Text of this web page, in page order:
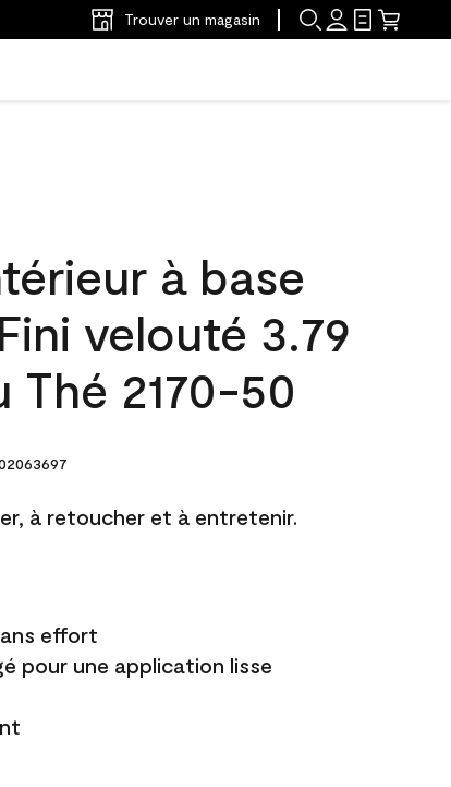
Trouver un magasin
à base
velouté 3.79
Thé 2170-50
à retoucher et à entretenir.
effort
pour une application lisse